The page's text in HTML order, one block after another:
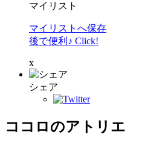
マイリスト
マイリストへ保存
後で便利♪ Click!
x
シェア
ココロのアトリエ